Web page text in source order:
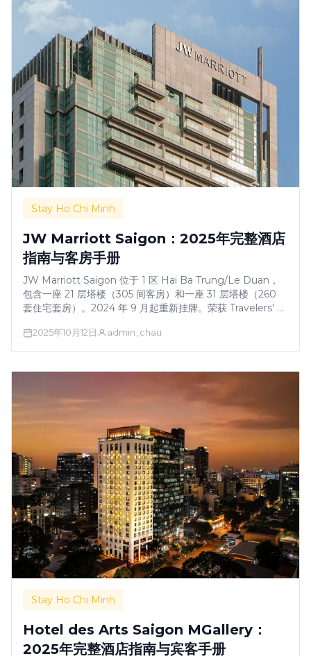
Stay Ho Chi Minh
JW Marriott Saigon：2025年完整酒店
指南与客房手册
JW Marriott Saigon 位于 1 区 Hai Ba Trung/Le Duan，
包含一座 21 层塔楼（305 间客房）和一座 31 层塔楼（260
套住宅套房）。2024 年 9 月起重新挂牌。荣获 Travelers' …
2025年10月12日 admin_chau
Stay Ho Chi Minh
Hotel des Arts Saigon MGallery：
2025年完整酒店指南与宾客手册